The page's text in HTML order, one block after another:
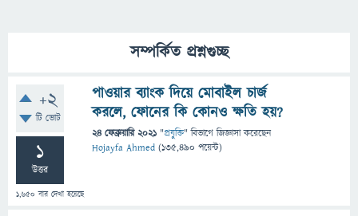
সম্পর্কিত প্রশ্নগুচ্ছ
+2
টি ভোট
1
উত্তর
1,650 বার দেখা হয়েছে
পাওয়ার ব্যাংক দিয়ে মোবাইল চার্জ
করলে, ফোনের কি কোনও ক্ষতি হয়?
24 ফেব্রুয়ারি 2021 "প্রযুক্তি" বিভাগে জিজ্ঞাসাকরেছেন
Hojayfa Ahmed (135,490 পয়েন্ট)